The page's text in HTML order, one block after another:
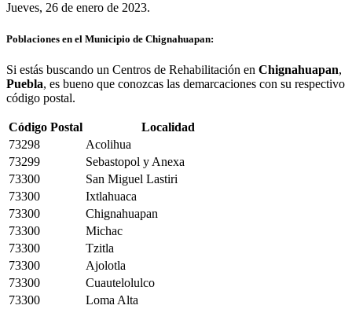
Jueves, 26 de enero de 2023.
Poblaciones en el Municipio de Chignahuapan:
Si estás buscando un Centros de Rehabilitación en Chignahuapan,
Puebla, es bueno que conozcas las demarcaciones con su respectivo
código postal.
Código Postal
Localidad
73298
Acolihua
73299
Sebastopol y Anexa
73300
San Miguel Lastiri
73300
Ixtlahuaca
73300
Chignahuapan
73300
Michac
73300
Tzitla
73300
Ajolotla
73300
Cuautelolulco
73300
Loma Alta